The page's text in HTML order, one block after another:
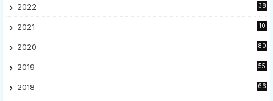
2022
38
2021
10
2020
80
2019
55
2018
66